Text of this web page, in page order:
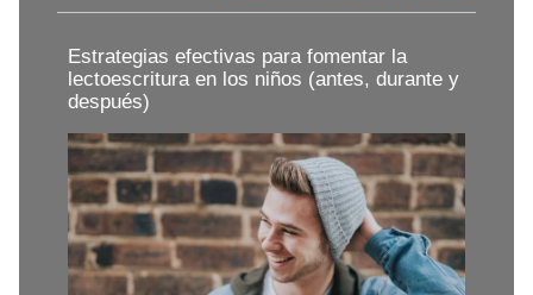
Estrategias efectivas para fomentar la
lectoescritura en los niños (antes, durante y
después)